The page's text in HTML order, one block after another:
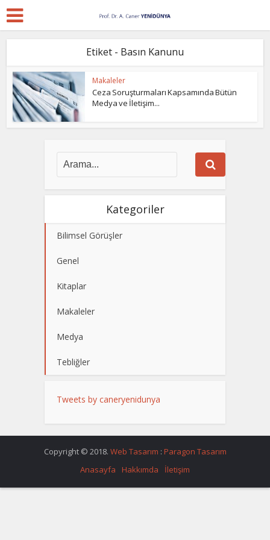
Etiket - Basın Kanunu
Makaleler
Ceza Soruşturmaları Kapsamında Bütün
Medya ve İletişim...
Kategoriler
Bilimsel Görüşler
Genel
Kitaplar
Makaleler
Medya
Tebliğler
Tweets by caneryenidunya
Copyright © 2018. Web Tasarım : Paragon Tasarım
Anasayfa
Hakkımda İletişim